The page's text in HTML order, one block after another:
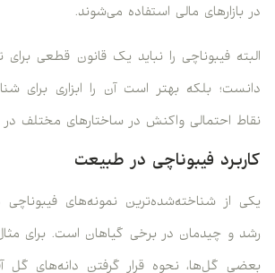
در بازارهای مالی استفاده می‌شوند.
البته فیبوناچی را نباید یک قانون قطعی
دانست؛ بلکه بهتر است آن را ابزاری برای
نقاط احتمالی واکنش در ساختارهای مختلف در
کاربرد فیبوناچی در طبیعت
یکی از شناخته‌شده‌ترین نمونه‌های فیبوناچی
رشد و چیدمان در برخی گیاهان است. برای
بعضی گل‌ها، نحوه قرار گرفتن دانه‌های گل